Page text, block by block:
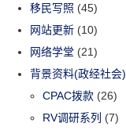
移民写照 (45)
网站更新 (10)
网络学堂 (21)
背景资料(政经社会)
CPAC拨款 (26)
RV调研系列 (7)